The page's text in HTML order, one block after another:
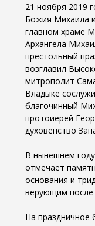
21 ноября 2019
Божия Михаила
главном храме
Архангела
престольный
возглавил
митрополит
Владыке
благочинный
протоиерей
духовенство
В нынешнем
отмечает
основания и
верующим после
На праздничное